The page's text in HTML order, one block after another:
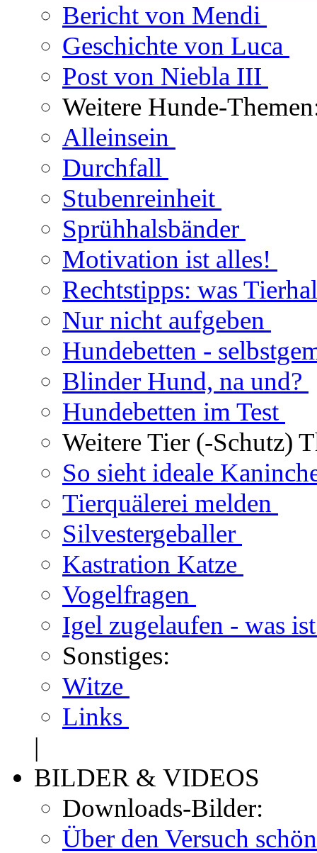
Bericht von Mendi
Geschichte von Luca
Post von Niebla III
Weitere Hunde-
Alleinsein
Durchfall
Stubenreinheit
Sprühhalsbänder
Motivation ist alles!
Rechtstipps: was
Nur nicht aufgeben
Hundebetten -
Blinder Hund, na und?
Hundebetten im Test
Weitere Tier (-Schutz)
So sieht ideale
Tierquälerei melden
Silvestergeballer
Kastration Katze
Vogelfragen
Igel zugelaufen - was
Sonstiges:
Witze
Links
|
BILDER & VIDEOS
Downloads-Bilder:
Über den Versuch